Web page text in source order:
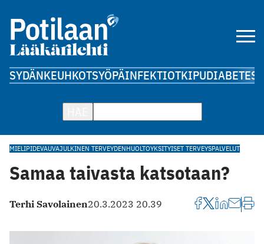
SYDÄNKEUHKOTSYÖPÄINFEKTIOTKIPUDIABETES
MIELIPIDEVAUVAJULKINEN TERVEYDENHUOLTOYKSITYISET TERVEYSPALVELUT
Samaa taivasta katsotaan?
Terhi Savolainen20.3.2023 20.39